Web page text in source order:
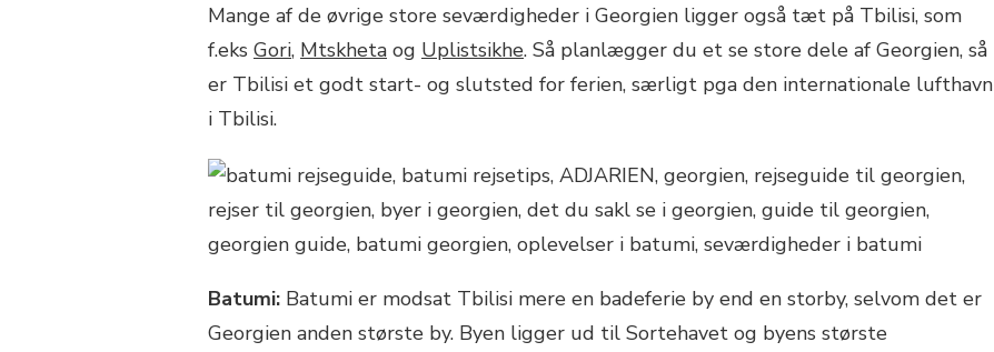
Mange af de øvrige store seværdigheder i Georgien ligger også tæt på Tbilisi, som
f.eks Gori, Mtskheta og Uplistsikhe. Så planlægger du et se store dele af Georgien, så
er Tbilisi et godt start- og slutsted for ferien, særligt pga den internationale lufthavn
i Tbilisi.
Batumi: Batumi er modsat Tbilisi mere en badeferie by end en storby, selvom det er
Georgien anden største by. Byen ligger ud til Sortehavet og byens største